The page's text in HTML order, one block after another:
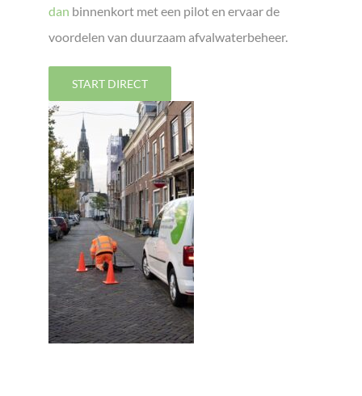
dan binnenkort met een pilot en ervaar de
voordelen van duurzaam afvalwaterbeheer.
START DIRECT